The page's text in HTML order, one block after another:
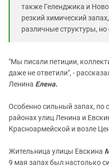
также Геленджика и
резкий химический
различные структуры, но
"Мы писали петиции,
даже не ответили", -
Ленина Елена.
Особенно сильный запах,
районах улиц Ленина и
Красноармейской и возле
Жительница улицы Евскина
9 мая запах был настолько